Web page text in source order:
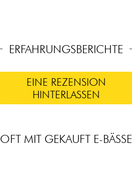
ERFAHRUNGSBERICHTE
EINE REZENSION
HINTERLASSEN
OFT MIT GEKAUFT E-BÄSSE